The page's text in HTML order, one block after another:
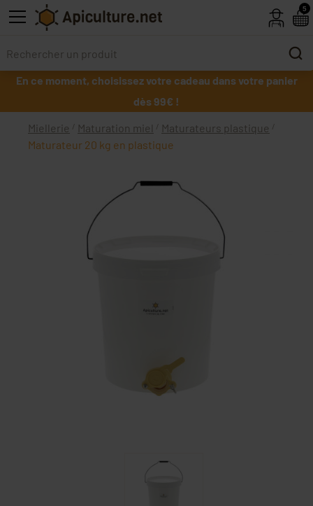
Skip to main content
En ce moment, choisissez votre cadeau dans votre panier
dès 99€ !
Miellerie Maturation miel
Maturateurs plastique
Maturateur 20 kg en plastique
5